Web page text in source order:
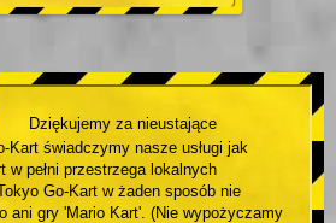
Dziękujemy za nieustające
Kart świadczymy nasze usługi jak
w pełni przestrzega lokalnych
Go-Kart w żaden sposób nie
ani gry 'Mario Kart'. (Nie wypożyczamy